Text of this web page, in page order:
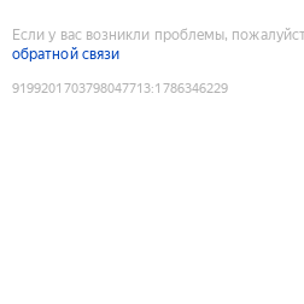
Если у вас возникли проблемы,
обратной связи
9199201703798047713:1786346229